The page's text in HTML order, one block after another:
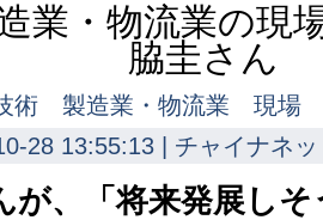
業・物流業の
脇圭さん
術 製造業・物流業 現
28 13:55:13 | チャイナネ
が、「将来発展し